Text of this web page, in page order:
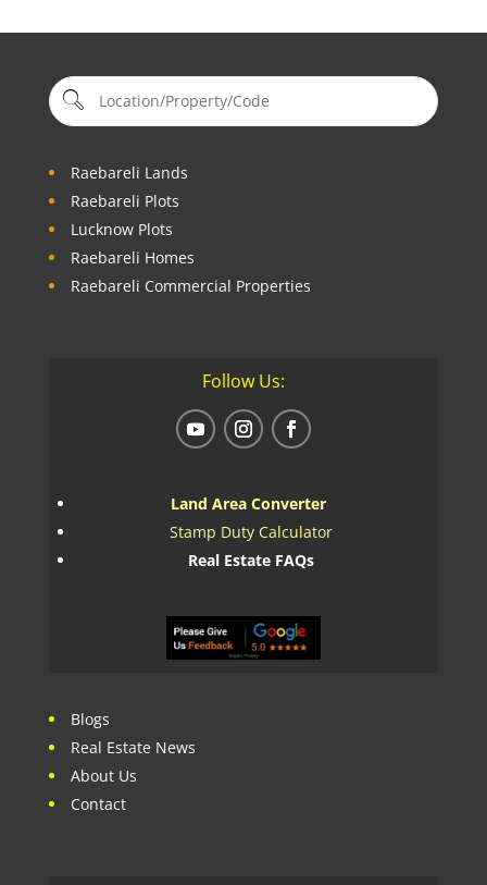
Raebareli Lands
Raebareli Plots
Lucknow Plots
Raebareli Homes
Raebareli Commercial Properties
Follow Us:
Land Area Converter
Stamp Duty Calculator
Real Estate FAQs
Blogs
Real Estate News
About Us
Contact